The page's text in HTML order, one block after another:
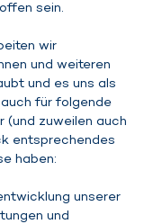
sein.
wir
und weiteren
und es uns als
für folgende
(und zuweilen auch
entsprechendes
haben:
unserer
und